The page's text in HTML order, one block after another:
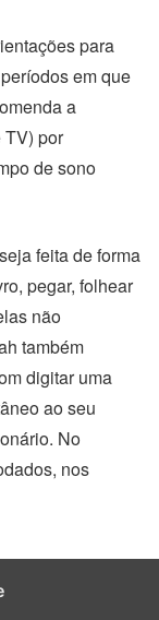
para
em que
a
TV) por
de sono
feita de forma
pegar, folhear
não
também
digitar uma
ao seu
No
nos